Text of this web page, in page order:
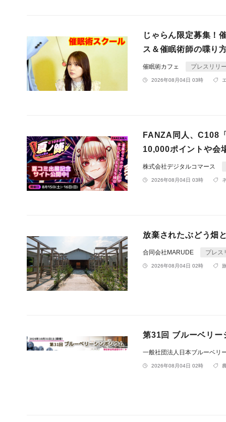
じゃらん限定募集！
ス＆催眠術師の喋り
催眠術カフェ プレスリリ
2026年08月04日 03時
FANZA同人、C108
10,000ポイントや会
株式会社デジタルコマース
2026年08月04日 03時
放棄されたぶどう畑
合同会社MARUDE プレス
2026年08月04日 02時
第31回 ブルーベリー
一般社団法人日本ブルーベリ
2026年08月04日 02時